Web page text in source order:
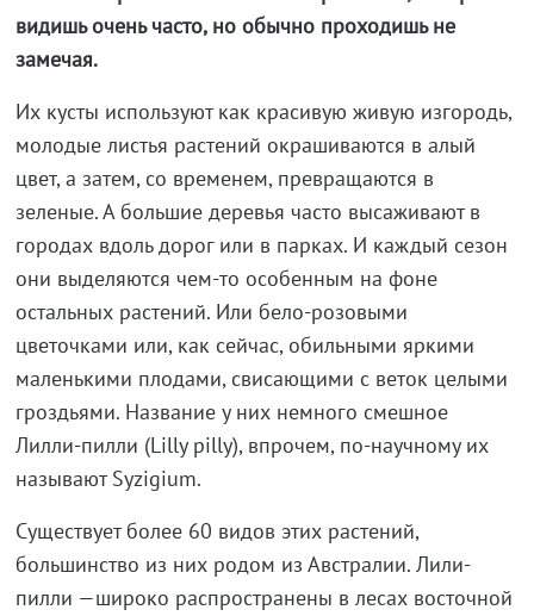
видишь очень часто, но обычно проходишь не
замечая.
Их кусты используют как красивую живую изгородь,
молодые листья растений окрашиваются в алый
цвет, а затем, со временем, превращаются в
зеленые. А большие деревья часто высаживают в
городах вдоль дорог или в парках. И каждый сезон
они выделяются чем-то особенным на фоне
остальных растений. Или бело-розовыми
цветочками или, как сейчас, обильными яркими
маленькими плодами, свисающими с веток целыми
гроздьями. Название у них немного смешное
Лилли-пилли (Lilly pilly), впрочем, по-научному их
называют Syzigium.
Существует более 60 видов этих растений,
большинство из них родом из Австралии. Лили-
пилли —широко распространены в лесах восточной